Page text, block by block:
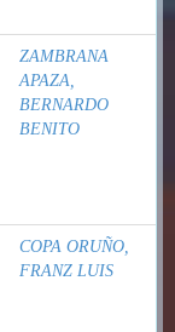
ZAMBRANA
APAZA,
BERNARDO
BENITO
COPA ORUÑO,
FRANZ LUIS